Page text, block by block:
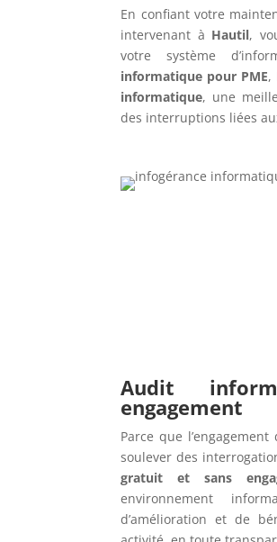
En confiant votre
intervenant à Hautil,
votre système
informatique pour PME,
informatique, une
des interruptions liées
Audit
engagement
Parce que
soulever des
gratuit et sans
environnement
d’amélioration et de